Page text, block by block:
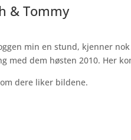
& Tommy
min en stund, kjenner
med dem høsten 2010. Her
dere liker bildene.